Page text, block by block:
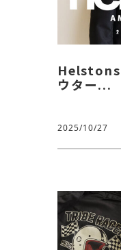
Helstons
ウター...
2025/10/27